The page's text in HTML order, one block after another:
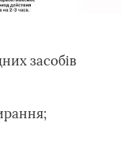
засобів